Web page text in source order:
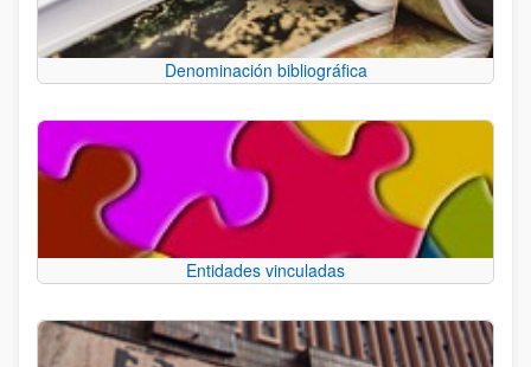
Denominación bibliográfica
Entidades vinculadas